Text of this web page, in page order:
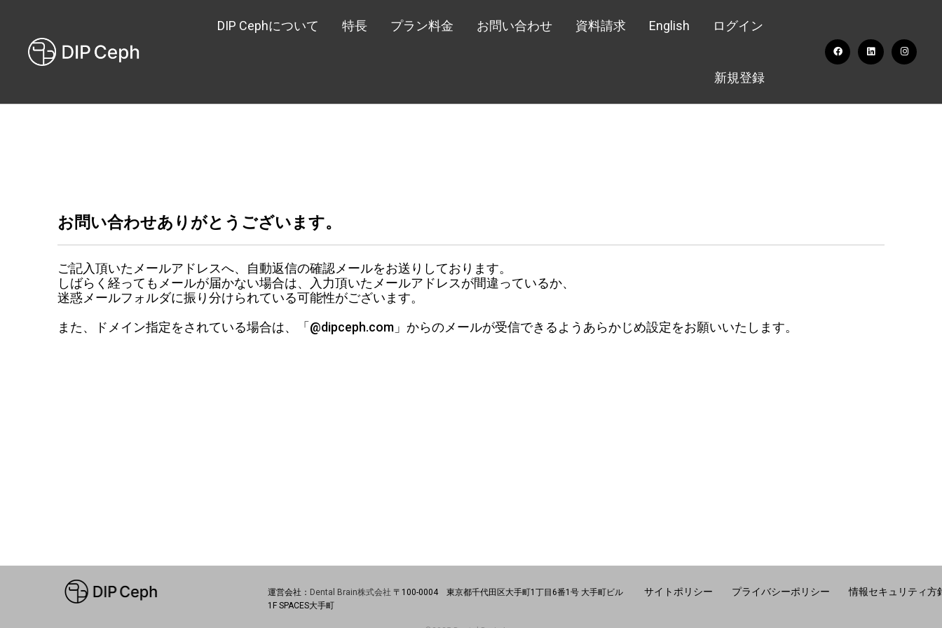
DIP Cephについて 特長 プラン料金 お問い合わせ 資料請求 English ログイン
新規登録
お問い合わせありがとうございます。
ご記入頂いたメールアドレスへ、自動返信の確認メールをお送りしております。
しばらく経ってもメールが届かない場合は、入力頂いたメールアドレスが間違っているか、
迷惑メールフォルダに振り分けられている可能性がございます。
また、ドメイン指定をされている場合は、「@dipceph.com」からのメールが受信できるようあらかじめ設定をお願いいたします。
運営会社： Dental Brain株式会社 〒100-0004 東京都千代田区大手町1丁目6番1号 大手町ビル
1F SPACES大手町
サイトポリシー プライバシーポリシー 情報セキュリティ方